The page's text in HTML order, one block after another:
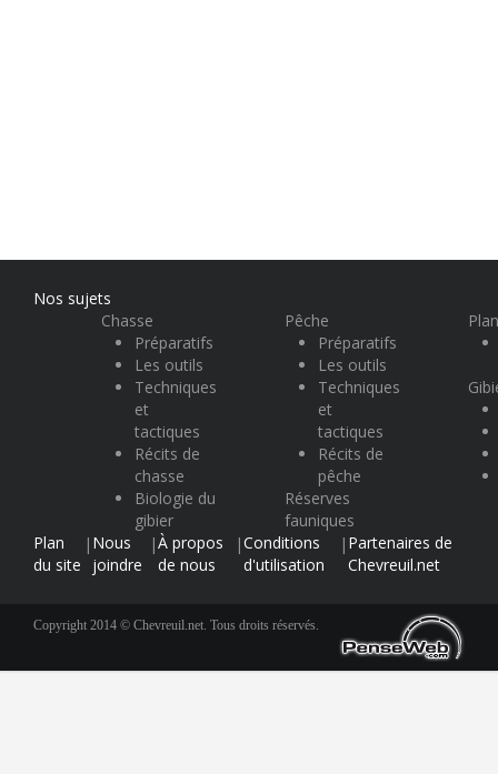
Nos sujets
Chasse
Préparatifs
Les outils
Techniques
et
tactiques
Récits de
chasse
Biologie du
gibier
Pêche
Préparatifs
Les outils
Techniques
et
tactiques
Récits de
pêche
Réserves
fauniques
Plan
du site
| Nous
joindre
|À propos
de nous
|Conditions
d'utilisation
| Partenaires de
Chevreuil.net
Copyright 2014 © Chevreuil.net. Tous droits réservés.